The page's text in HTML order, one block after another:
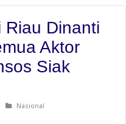
Riau Dinanti
Aktor
Siak
Nasional